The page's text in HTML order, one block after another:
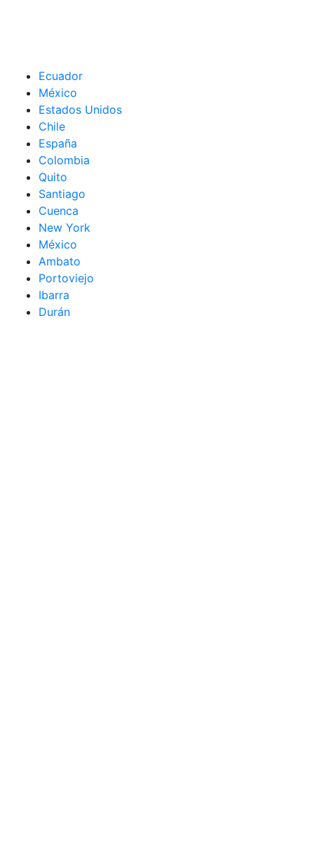
Ecuador
México
Estados Unidos
Chile
España
Colombia
Quito
Santiago
Cuenca
New York
México
Ambato
Portoviejo
Ibarra
Durán